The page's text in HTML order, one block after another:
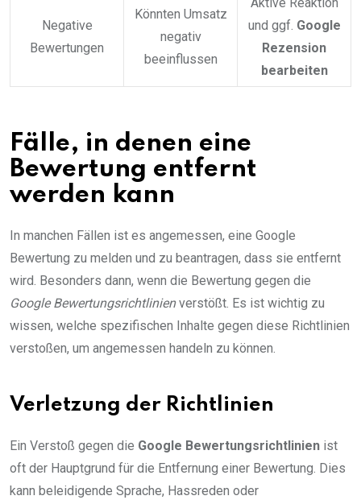
Negative
Bewertungen
Könnten Umsatz
negativ
beeinflussen
und ggf. Google
Rezension
bearbeiten
Fälle, in denen eine
Bewertung entfernt
werden kann
In manchen Fällen ist es angemessen, eine Google
Bewertung zu melden und zu beantragen, dass sie entfernt
wird. Besonders dann, wenn die Bewertung gegen die
Google Bewertungsrichtlinienverstößt. Es ist wichtig zu
wissen, welche spezifischen Inhalte gegen diese Richtlinien
verstoßen, um angemessen handeln zu können.
Verletzung der Richtlinien
Ein Verstoß gegen die Google Bewertungsrichtlinien ist
oft der Hauptgrund für die Entfernung einer Bewertung. Dies
kann beleidigende Sprache, Hassreden oder